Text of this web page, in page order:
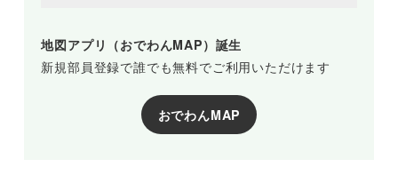
地図アプリ（おでわんMAP）誕生
新規部員登録で誰でも無料でご利用いただけます
おでわんMAP